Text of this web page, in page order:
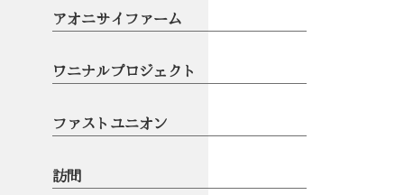
アオニサイファーム
ワニナルプロジェクト
ファストユニオン
訪問